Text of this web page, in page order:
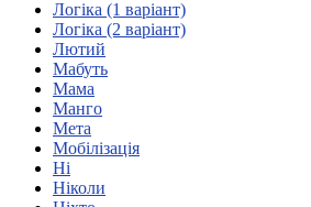
Волинська область
Дніпропетровська
Логіка (1 варіант)
Логіка (2 варіант)
Лютий
Мабуть
Мама
Манго
Мета
Мобілізація
Ні
Ніколи